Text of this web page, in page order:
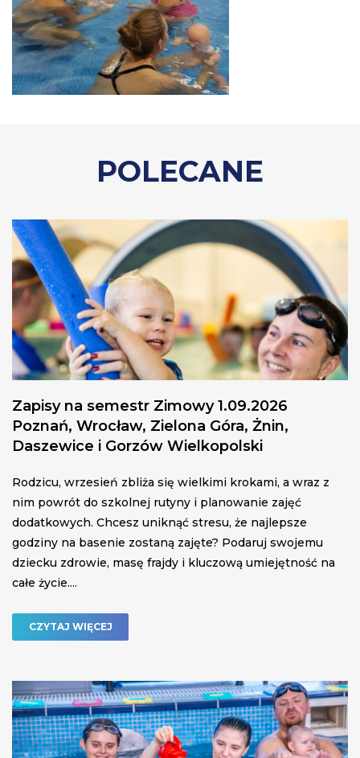
POLECANE
Zapisy na semestr Zimowy 1.09.2026
Poznań, Wrocław, Zielona Góra, Żnin,
Daszewice i Gorzów Wielkopolski
Rodzicu, wrzesień zbliża się wielkimi krokami, a wraz z
nim powrót do szkolnej rutyny i planowanie zajęć
dodatkowych. Chcesz uniknąć stresu, że najlepsze
godziny na basenie zostaną zajęte? Podaruj swojemu
dziecku zdrowie, masę frajdy i kluczową umiejętność na
całe życie....
CZYTAJ WIĘCEJ